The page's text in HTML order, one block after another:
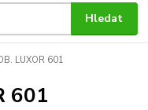
Hledat
LUXOR 601
601